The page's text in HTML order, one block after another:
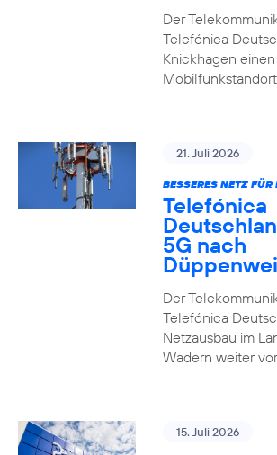
Der
Telefónica
Knickhagen
21. Juli 2026
BESSERES NETZ
Telefónica
5G nach
Der
Telefónica
Netzausbau im
Wadern weiter
15. Juli 2026